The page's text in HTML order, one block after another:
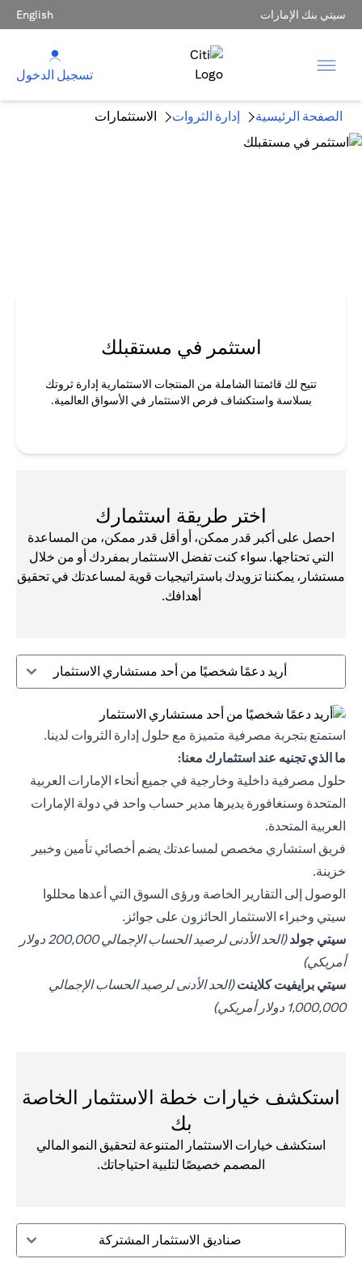
سيتي بنك الإمارات English
تسجيل الدخول
الصفحة الرئيسية إدارة الثروات الاستثمارات
استثمر في مستقبلك
تتيح لك قائمتنا الشاملة من المنتجات الاستثمارية إدارة ثروتك
بسلاسة واستكشاف فرص الاستثمار في الأسواق العالمية.
اختر طريقة استثمارك
احصل على أكبر قدر ممكن، أو أقل قدر ممكن، من المساعدة
التي تحتاجها. سواء كنت تفضل الاستثمار بمفردك أو من خلال
مستشار، يمكننا تزويدك باستراتيجيات قوية لمساعدتك في تحقيق
أهدافك.
أريد دعمًا شخصيًا من أحد مستشاري الاستثمار
استمتع بتجربة مصرفية متميزة مع حلول إدارة الثروات لدينا.
ما الذي تجنيه عند استثمارك معنا:
حلول مصرفية داخلية وخارجية في جميع أنحاء الإمارات العربية
المتحدة وسنغافورة يديرها مدير حساب واحد في دولة الإمارات
العربية المتحدة.
فريق استشاري مخصص لمساعدتك يضم أخصائي تأمين وخبير
خزينة.
الوصول إلى التقارير الخاصة ورؤى السوق التي أعدها محللوا
سيتي وخبراء الاستثمار الحائزون على جوائز.
سيتي جولد(opens in a new tab)
(الحد الأدنى لرصيد الحساب الإجمالي 200,000 دولار
أمريكي)
سيتي برايفيت كلاينت(opens in a new tab)(الحد الأدنى لرصيد الحساب الإجمالي
1,000,000 دولار أمريكي)
استكشف خيارات خطة الاستثمار الخاصة
بك
استكشف خيارات الاستثمار المتنوعة لتحقيق النمو المالي
المصمم خصيصًا لتلبية احتياجاتك.
صناديق الاستثمار المشتركة